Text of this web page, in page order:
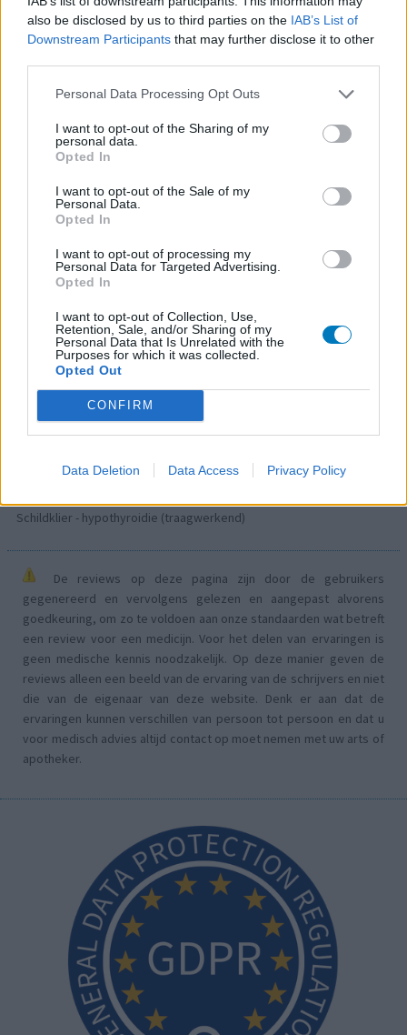
also be disclosed by us to third parties on the IAB’s List of
Downstream Participants that may further disclose it to other
Personal Data Processing Opt Outs
I want to opt-out of the Sharing of my
personal data.
Opted In
I want to opt-out of the Sale of my
Personal Data.
Opted In
I want to opt-out of processing my
Personal Data for Targeted Advertising.
Opted In
I want to opt-out of Collection, Use,
Retention, Sale, and/or Sharing of my
Personal Data that Is Unrelated with the
Purposes for which it was collected.
Opted Out
CONFIRM
Data Deletion Data Access Privacy Policy
Amoxicilline (646)
Antibiotica - penicillines breedspectrum
Wellbutrin XR (646)
Verslavingsziekten
Diabetes (suikerziekte) - orale middelen
Implanon (hormoonimplantaat) (584)
Anticonceptie - overig
Lexapro (509)
Concerta (503)
ADHD - psychostimulantia
Amlodipine (493)
Bloeddruk - calciumantagonisten
Amoxicilline / Clavulaanzuur (486)
Antibiotica - penicillines breedspectrum
Roaccutane (480)
Acne
ADHD - psychostimulantia
Schildklier - hypothyroidie (traagwerkend)
De reviews op deze pagina zijn door de gebruikers
gegenereerd en vervolgens gelezen en aangepast alvorens
goedkeuring, om zo te voldoen aan onze standaarden wat betreft
een review voor een medicijn. Voor het delen van ervaringen is
geen medische kennis noodzakelijk. Op deze manier geven de
reviews alleen een beeld van de ervaring van de schrijvers en niet
die van de eigenaar van deze website. Denk er aan dat de
ervaringen kunnen verschillen van persoon tot persoon en dat u
voor medisch advies altijd contact op moet nemen met uw arts of
apotheker.